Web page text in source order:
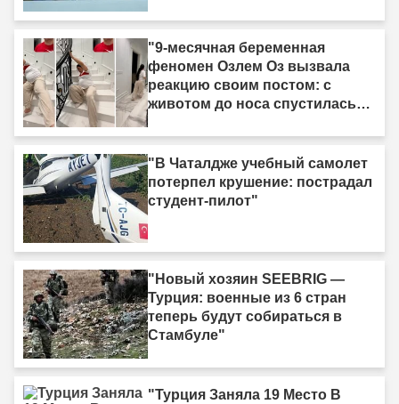
"9-месячная беременная
феномен Озлем Оз вызвала
реакцию своим постом: с
животом до носа спустилась
"В Чаталдже учебный самолет
потерпел крушение: пострадал
студент-пилот"
"Новый хозяин SEEBRIG —
Турция: военные из 6 стран
теперь будут собираться в
Стамбуле"
"Турция Заняла 19 Место В